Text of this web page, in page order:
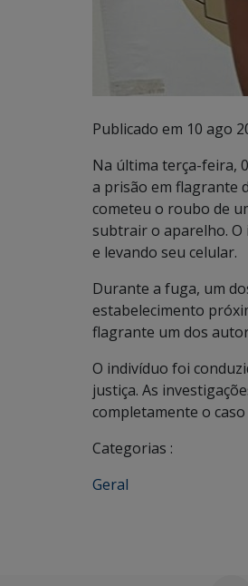
Publicado em 10 ago
Na última terça-feira,
a prisão em flagrante
cometeu o roubo de
subtrair o aparelho. O
e levando seu celular.
Durante a fuga, um
estabelecimento
flagrante um dos
O indivíduo foi
justiça. As
completamente o
Categorias :
Geral